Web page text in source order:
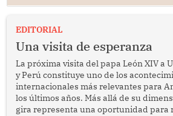
EDITORIAL
Una visita de esperanza
La próxima visita del papa León XIV a
y Perú constituye uno de los
internacionales más relevantes para
los últimos años. Más allá de su
gira representa una oportunidad para